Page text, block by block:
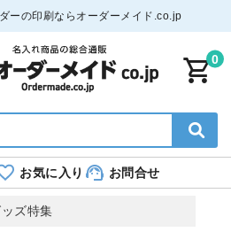
ーの印刷ならオーダーメイド.co.jp
0
お気に入り お問合せ
ズ特集